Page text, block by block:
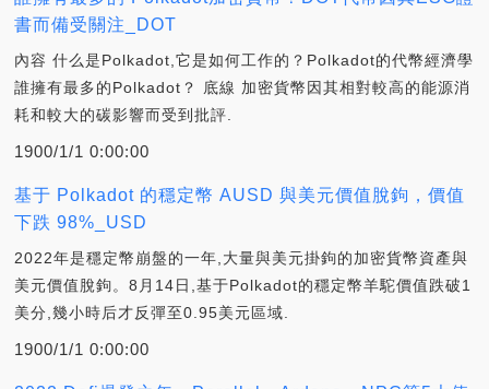
書而備受關注_DOT
內容 什么是Polkadot,它是如何工作的？Polkadot的代幣經濟學
誰擁有最多的Polkadot？ 底線 加密貨幣因其相對較高的能源消
耗和較大的碳影響而受到批評.
1900/1/1 0:00:00
基于 Polkadot 的穩定幣 AUSD 與美元價值脫鉤，價值
下跌 98%_USD
2022年是穩定幣崩盤的一年,大量與美元掛鉤的加密貨幣資產與
美元價值脫鉤。8月14日,基于Polkadot的穩定幣羊駝價值跌破1
美分,幾小時后才反彈至0.95美元區域.
1900/1/1 0:00:00